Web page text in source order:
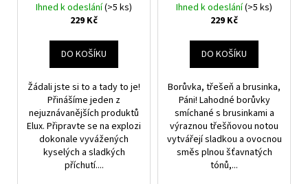
- 10mg
Ihned k odeslání(>5 ks)
229 Kč
DO KOŠÍKU
Žádali jste si to a tady to je!
Přinášíme jeden z
nejuznávanějších produktů
Elux. Připravte se na explozi
dokonale vyvážených
kyselých a sladkých
příchutí....
Cranberry - 10mg
Ihned k odeslání(>5 ks)
229 Kč
DO KOŠÍKU
Borůvka, třešeň a brusinka,
Páni! Lahodné borůvky
smíchané s brusinkami a
výraznou třešňovou notou
vytvářejí sladkou a ovocnou
směs plnou šťavnatých
tónů,...